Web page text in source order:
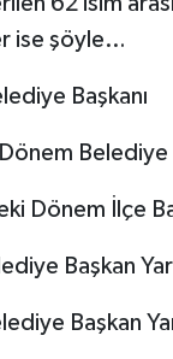
ise şöyle…
Başkanı
Belediye
Dönem İlçe
Başkan
Başkan